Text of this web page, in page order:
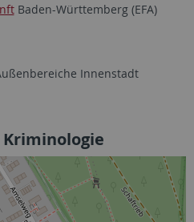
Baden-Württemberg (EFA)
Innenstadt